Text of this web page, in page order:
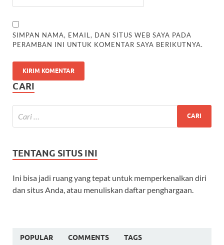
SIMPAN NAMA, EMAIL, DAN SITUS WEB SAYA PADA
PERAMBAN INI UNTUK KOMENTAR SAYA BERIKUTNYA.
CARI
TENTANG SITUS INI
Ini bisa jadi ruang yang tepat untuk memperkenalkan diri
dan situs Anda, atau menuliskan daftar penghargaan.
POPULAR COMMENTS TAGS